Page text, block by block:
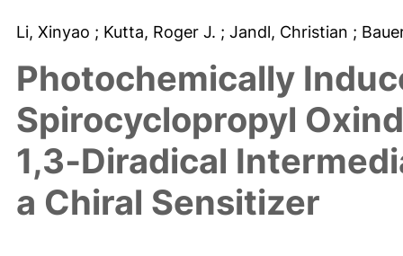
Li, Xinyao ; Kutta, Roger J. ; Jandl, Christian ;
Photochemically
Spirocyclopropyl
1,3‐Diradical
a Chiral Sensitizer